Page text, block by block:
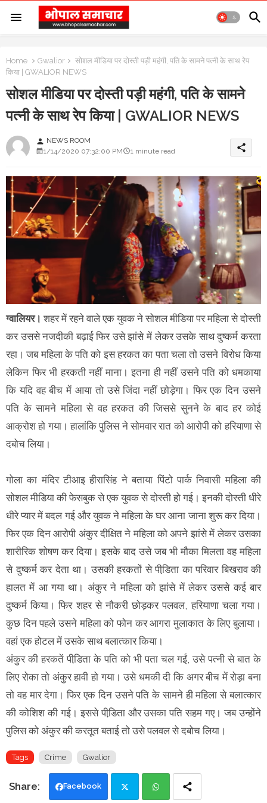
Home Gwalior
सोशल मीडिया पर दोस्ती पड़ी महंगी, पति के सामने पत्नी के साथ रेप
किया | GWALIOR NEWS
सोशल मीडिया पर दोस्ती पड़ी महंगी, पति के सामने
पत्नी के साथ रेप किया | GWALIOR NEWS
person NEWS ROOM
1/14/2020 07:32:00 PM
1 minute read share
ग्वालियर। शहर में रहने वाले एक युवक ने सोशल मीडिया पर महिला से दोस्ती
कर उससे नजदीकी बढ़ाई फिर उसे झांसे में लेकर उसके साथ दुष्कर्म करता
रहा। जब महिला के पति को इस हरकत का पता चला तो उसने विरोध किया
लेकिन फिर भी हरकती नहीं माना। इतना ही नहीं उसने पति को धमकाया
कि यदि वह बीच में आया तो उसे जिंदा नहीं छोड़ेगा। फिर एक दिन उसने
पति के सामने महिला से वह हरकत की जिससे सुनने के बाद हर कोई
आक्रोश हो गया। हालांकि पुलिस ने सोमवार रात को आरोपी को हरियाणा से
दबोच लिया।
गोला का मंदिर टीआइ हीरासिंह ने बताया पिंटो पार्क निवासी महिला की
सोशल मीडिया की फेसबुक से एक युवक से दोस्ती हो गई। इनकी दोस्ती धीरे
धीरे प्यार में बदल गई और युवक ने महिला के घर आना जाना शुरू कर दिया।
फिर एक दिन आरोपी अंकुर दीक्षित ने महिला को अपने झांसे में लेकर उसका
शारीरिक शोषण कर दिया। इसके बाद उसे जब भी मौका मिलता वह महिला
से दुष्कर्म कर देता था। उसकी हरकतों से पीडि़ता का परिवार बिखराव की
हालत में आ गया था। अंकुर ने महिला को झांसे में लेकर उससे कई बार
दुष्कर्म किया। फिर शहर से नौकरी छोड़कर पलवल, हरियाणा चला गया।
कुछ दिन पहले उसने महिला को फोन कर आगरा मुलाकात के लिए बुलाया।
वहां एक होटल में उसके साथ बलात्कार किया।
अंकुर की हरकतें पीडि़ता के पति को भी पता चल गईं, उसे पत्नी से बात के
लिए रोका तो अंकुर हावी हो गया। उसे धमकी दी कि अगर बीच में रोड़ा बना
तो वह मार देगा। फिर एक दिन उसने पति के सामने ही महिला से बलात्कार
की कोशिश की गई। इससे पीडि़ता और उसका पति सहम गए। जब उन्होंने
पुलिस को अंकुर की करतूत बताई तो उसे पलवल से दबोच लिया।
Tags Crime Gwalior
Facebook